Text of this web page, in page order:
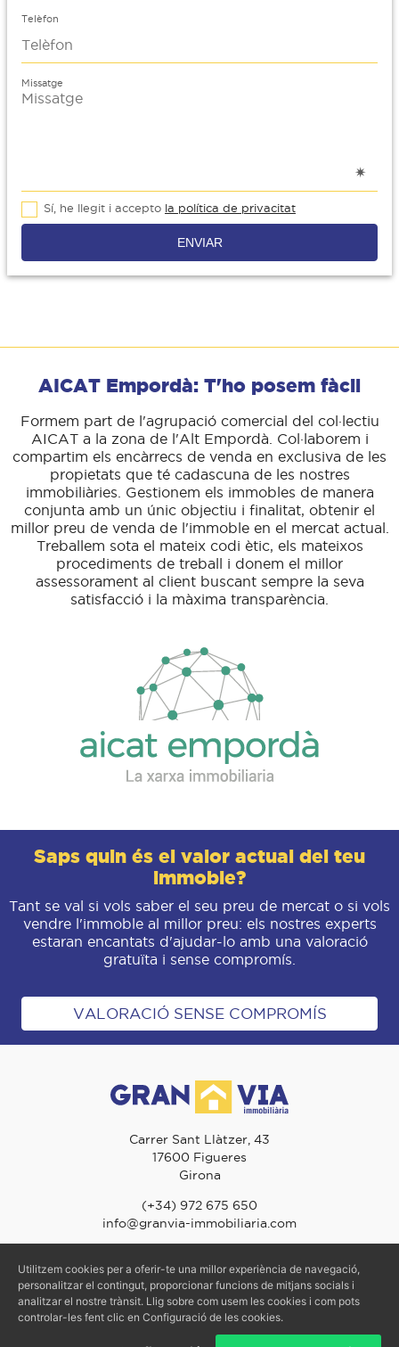
Telèfon
Missatge
Sí, he llegit i accepto la política de privacitat
ENVIAR
AICAT Empordà: T'ho posem fàcil
Formem part de l'agrupació comercial del col·lectiu
AICAT a la zona de l'Alt Empordà. Col·laborem i
compartim els encàrrecs de venda en exclusiva de les
propietats que té cadascuna de les nostres
immobiliàries. Gestionem els immobles de manera
conjunta amb un únic objectiu i finalitat, obtenir el
millor preu de venda de l'immoble en el mercat actual.
Treballem sota el mateix codi ètic, els mateixos
procediments de treball i donem el millor
assessorament al client buscant sempre la seva
satisfacció i la màxima transparència.
Saps quin és el valor actual del teu
immoble?
Tant se val si vols saber el seu preu de mercat o si vols
vendre l'immoble al millor preu: els nostres experts
estaran encantats d'ajudar-lo amb una valoració
gratuïta i sense compromís.
VALORACIÓ SENSE COMPROMÍS
Carrer Sant Llàtzer, 43
17600 Figueres
Girona
(+34) 972 675 650
info@granvia-immobiliaria.com
© 2026 Gran Via Immobiliària - TOTS ELS DRETS RESERVATS
Avís Legal-Política de Privacitat-Política de Cookies
Utilitzem cookies per a oferir-te una millor experiència de navegació,
personalitzar el contingut, proporcionar funcions de mitjans socials i
analitzar el nostre trànsit. Llig sobre com usem les cookies i com pots
controlar-les fent clic en Configuració de les cookies.